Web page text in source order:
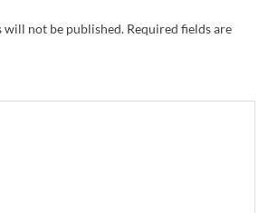
will not be published. Required fields are